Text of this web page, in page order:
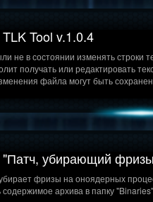
Tool v.1.0.4
не в состоянии изменять строки
получать или редактировать
файла могут быть
"Патч, убирающий
фризы на оноядерных
архива в папку